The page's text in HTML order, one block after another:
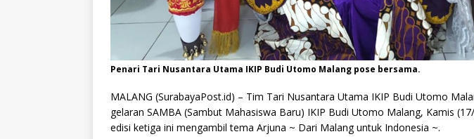
Penari Tari Nusantara Utama IKIP Budi Utomo Malang pose bersama.
MALANG (SurabayaPost.id) – Tim Tari Nusantara Utama IKIP Budi Utomo
gelaran SAMBA (Sambut Mahasiswa Baru) IKIP Budi Utomo Malang, Kamis
edisi ketiga ini mengambil tema Arjuna ~ Dari Malang untuk Indonesia ~.